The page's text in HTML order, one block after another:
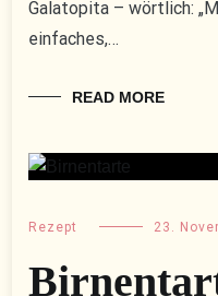
Galatopita – wörtlich:
einfaches,…
READ MORE
Rezept 23.